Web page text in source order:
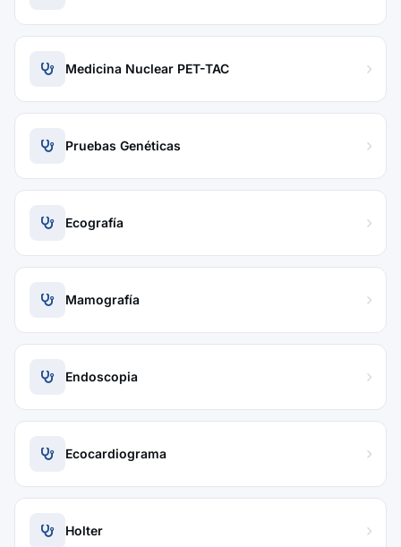
Medicina Nuclear PET-TAC
Pruebas Genéticas
Ecografía
Mamografía
Endoscopia
Ecocardiograma
Holter